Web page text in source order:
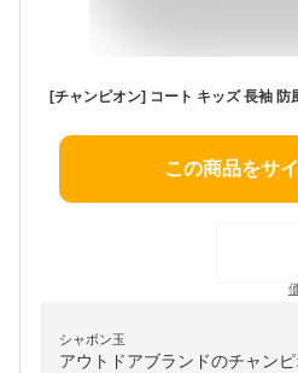
この商品をサ
シャボン玉
アウトドアブランドのチャン